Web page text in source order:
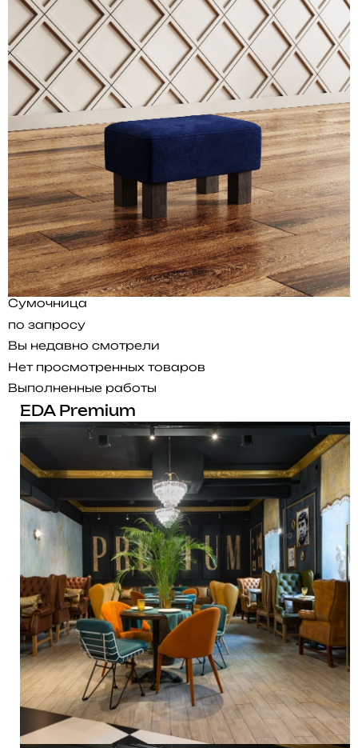
Сумочница
по запросу
Вы недавно смотрели
Нет просмотренных товаров
Выполненные работы
EDA Premium